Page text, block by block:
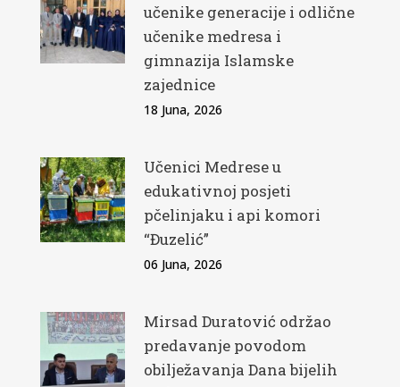
učenike generacije i odlične
učenike medresa i
gimnazija Islamske
zajednice
18 Juna, 2026
Učenici Medrese u
edukativnoj posjeti
pčelinjaku i api komori
“Đuzelić”
06 Juna, 2026
Mirsad Duratović održao
predavanje povodom
obilježavanja Dana bijelih